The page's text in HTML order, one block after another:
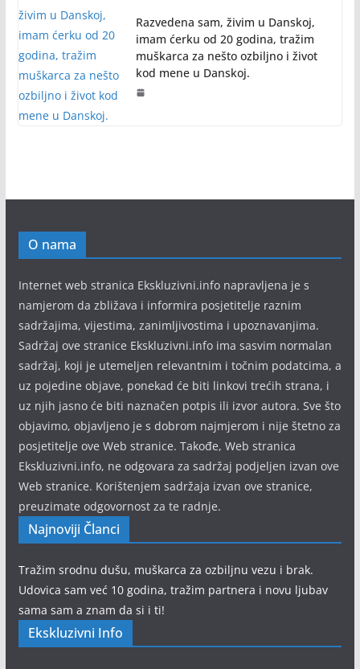
Razvedena sam, živim u Danskoj,
imam ćerku od 20 godina, tražim
muškarca za nešto ozbiljno i život
kod mene u Danskoj.
O nama
Internet web stranica Ekskluzivni.info napravljena je s
namjerom da zbližava i informira posjetitelje raznim
sadržajima, vijestima, zanimljivostima i upoznavanjima.
Sadržaj ove stranice Ekskluzivni.info ima sasvim normalan
sadržaj, koji je utemeljen relevantnim i točnim podatcima, a
uz pojedine objave, ponekad će biti linkovi trećih strana, i
uz njih jasno će biti naznačen potpis ili izvor autora. Sve što
objavimo, objavljeno je s dobrom najmjerom i nije štetno za
posjetitelje ove Web stranice. Takođe, Web stranica
Ekskluzivni.info, ne odgovara za sadržaj podjeljen izvan ove
Web stranice. Korištenjem sadržaja izvan ove stranice,
preuzimate odgovornost za te radnje.
Najnoviji Članci
Tražim srodnu dušu, muškarca za ozbiljnu vezu i brak.
Udovica sam već 10 godina, tražim partnera i novu ljubav
sama sam a znam da si i ti!
Ekskluzivni Info